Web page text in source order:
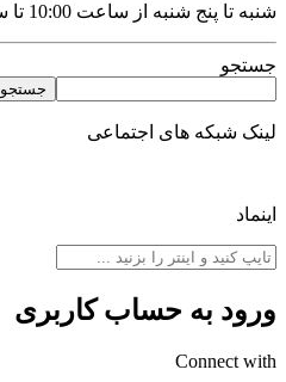
شنبه تا پنج شنبه از ساعت 10:00 تا ساعت 16:00
جستجو
جستجو
لینک شبکه های اجتماعی
اینماد
ورود به حساب کاربری
Connect with